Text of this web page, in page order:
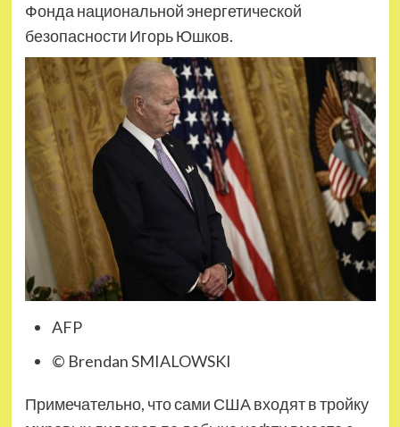
Фонда национальной энергетической
безопасности Игорь Юшков.
AFP
© Brendan SMIALOWSKI
Примечательно, что сами США входят в тройку